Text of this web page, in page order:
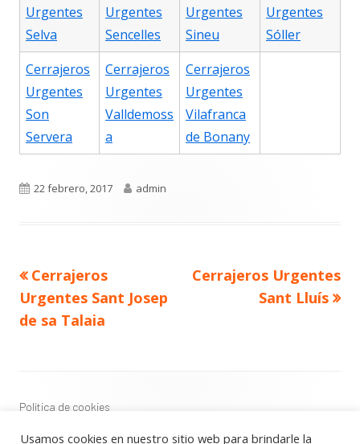
Urgentes
Selva
Urgentes
Sencelles
Urgentes
Sineu
Urgentes
Sóller
Cerrajeros
Urgentes
Son
Servera
Cerrajeros
Urgentes
Valldemoss
a
Cerrajeros
Urgentes
Vilafranca
de Bonany
Publicado
22 febrero, 2017 Autor
admin
Navegación
de
entradas
Artículo
anterior
Cerrajeros
Urgentes Sant Josep
de sa Talaia
Artículo
Cerrajeros Urgentes
Sant Lluís
Footer
Política de cookies
Aviso Legal
Usamos cookies en nuestro sitio web para brindarle la